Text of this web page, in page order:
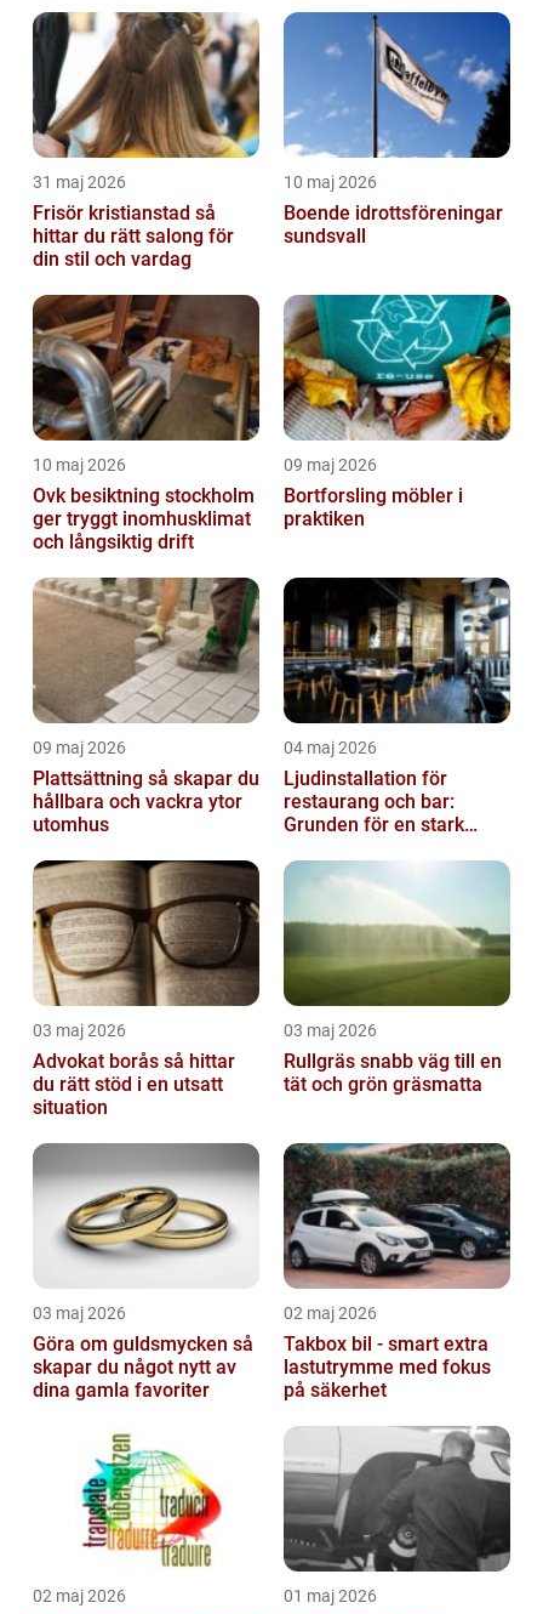
31 maj 2026
Frisör kristianstad så
hittar du rätt salong för
din stil och vardag
10 maj 2026
Boende idrottsföreningar
sundsvall
10 maj 2026
Ovk besiktning stockholm
ger tryggt inomhusklimat
och långsiktig drift
09 maj 2026
Bortforsling möbler i
praktiken
09 maj 2026
Plattsättning så skapar du
hållbara och vackra ytor
utomhus
04 maj 2026
Ljudinstallation för
restaurang och bar:
Grunden för en stark
03 maj 2026
Advokat borås så hittar
du rätt stöd i en utsatt
situation
03 maj 2026
Rullgräs snabb väg till en
tät och grön gräsmatta
03 maj 2026
Göra om guldsmycken så
skapar du något nytt av
dina gamla favoriter
02 maj 2026
Takbox bil - smart extra
lastutrymme med fokus
på säkerhet
02 maj 2026 01 maj 2026